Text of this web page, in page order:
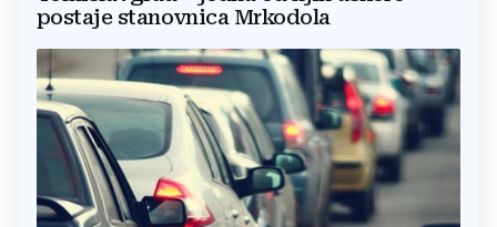
postaje stanovnica Mrkodola